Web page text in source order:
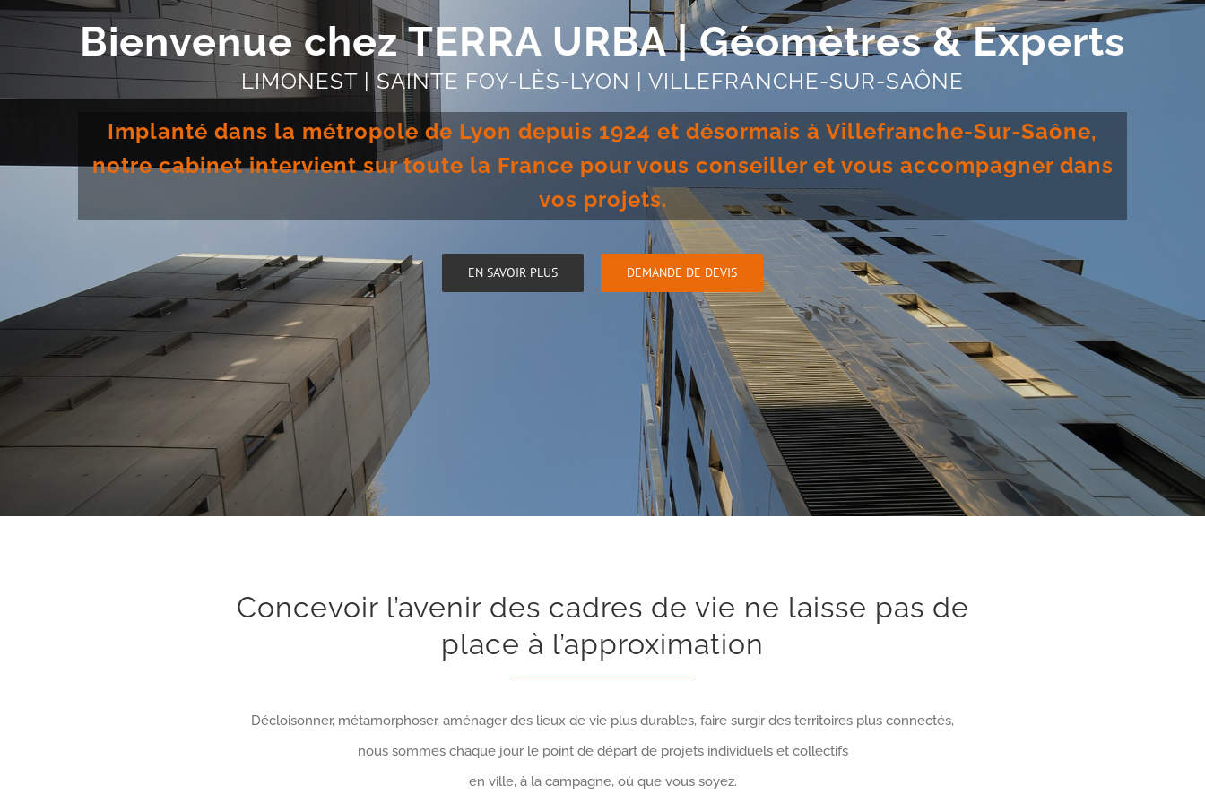
Bienvenue chez TERRA URBA | Géomètres & Experts
LIMONEST | SAINTE FOY-LÈS-LYON | VILLEFRANCHE-SUR-SAÔNE
Implanté dans la métropole de Lyon depuis 1924 et désormais à Villefranche-Sur-Saône,
notre cabinet intervient sur toute la France pour vous conseiller et vous accompagner dans
vos projets.
EN SAVOIR PLUS DEMANDE DE DEVIS
Concevoir l’avenir des cadres de vie ne laisse pas de
place à l’approximation
Décloisonner, métamorphoser, aménager des lieux de vie plus durables, faire surgir des territoires plus connectés,
nous sommes chaque jour le point de départ de projets individuels et collectifs
en ville, à la campagne, où que vous soyez.